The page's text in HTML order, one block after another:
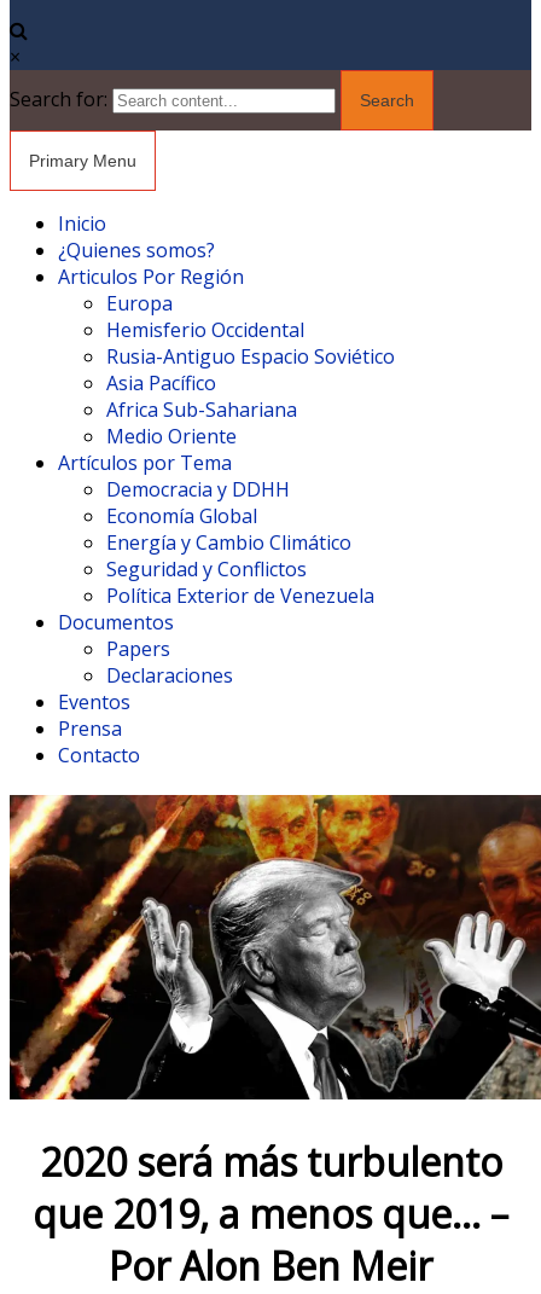
×
Search for:
Primary Menu
Inicio
¿Quienes somos?
Articulos Por Región
Europa
Hemisferio Occidental
Rusia-Antiguo Espacio Soviético
Asia Pacífico
Africa Sub-Sahariana
Medio Oriente
Artículos por Tema
Democracia y DDHH
Economía Global
Energía y Cambio Climático
Seguridad y Conflictos
Política Exterior de Venezuela
Documentos
Papers
Declaraciones
Eventos
Prensa
Contacto
2020 será más turbulento
que 2019, a menos que… –
Por Alon Ben Meir